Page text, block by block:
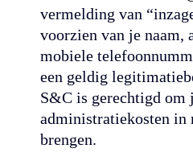
vermelding van
voorzien van je naam,
mobiele
een geldig
S&C is gerechtigd om
administratiekosten in
brengen.